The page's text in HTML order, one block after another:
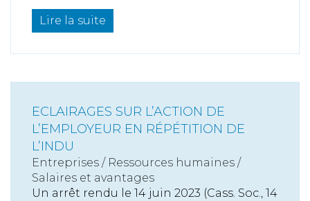
Lire la suite
ECLAIRAGES SUR L’ACTION DE
L’EMPLOYEUR EN RÉPÉTITION DE
L’INDU
Entreprises / Ressources humaines /
Salaires et avantages
Un arrêt rendu le 14 juin 2023 (Cass. Soc., 14